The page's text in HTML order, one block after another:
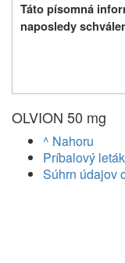
Táto písomná
naposledy
OLVION 50 mg
^ Nahoru
Príbalový leták
Súhrn údajov